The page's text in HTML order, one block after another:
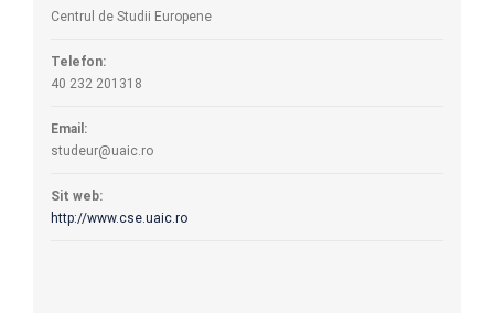
Centrul de Studii Europene
Telefon:
40 232 201318
Email:
studeur@uaic.ro
Sit web:
http://www.cse.uaic.ro